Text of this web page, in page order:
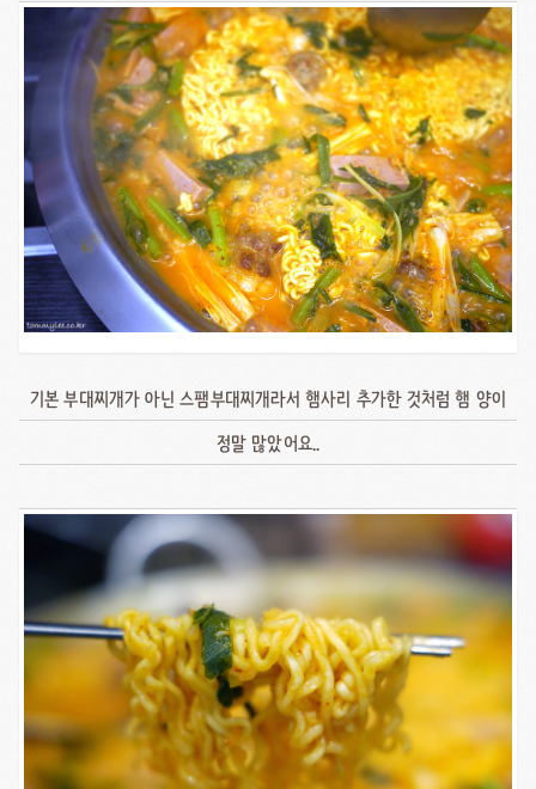
기본 부대찌개가 아닌 스팸부대찌개라서 햄사리 추가한 것처럼 햄 양이
정말 많았어요..